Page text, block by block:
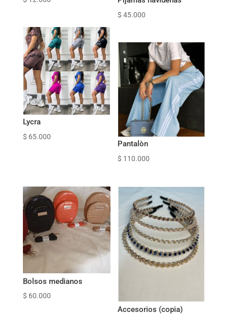
$ 45.000
Lycra
$ 65.000
Pantalòn
$ 110.000
Bolsos medianos
$ 60.000
Accesorios (copia)